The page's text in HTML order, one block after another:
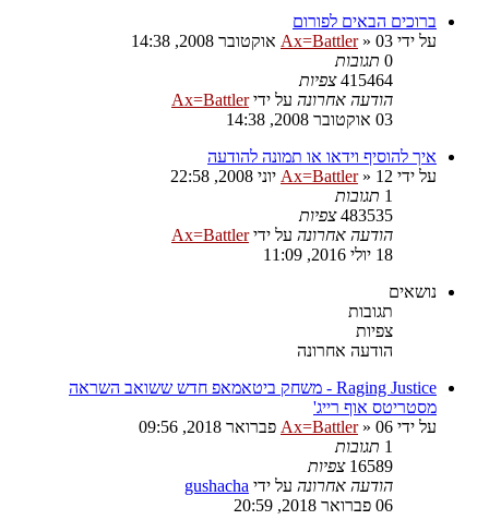
ברוכים הבאים לפורום
על ידי
Ax=Battler» 03 אוקטובר 2008, 14:38
0 תגובות
415464 צפיות
הודעה אחרונה על ידיAx=Battler
03 אוקטובר 2008, 14:38
איך להוסיף וידאו או תמונה להודעה
על ידי
Ax=Battler» 12 יוני 2008, 22:58
1 תגובות
483535 צפיות
הודעה אחרונה על ידיAx=Battler
18 יולי 2016, 11:09
נושאים
תגובות
צפיות
הודעה אחרונה
Raging Justice - משחק ביטאמאפ חדש ששואב השראה
מסטריטס אוף רייג'
על ידי
Ax=Battler» 06 פברואר 2018, 09:56
1 תגובות
16589 צפיות
הודעה אחרונה על ידי gushacha
06 פברואר 2018, 20:59